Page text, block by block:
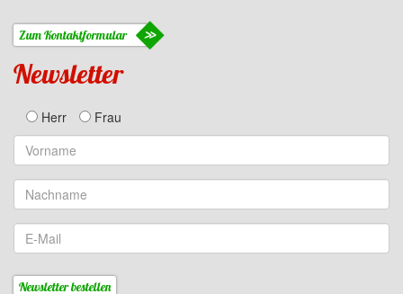
Zum Kontaktformular
Newsletter
Herr Frau